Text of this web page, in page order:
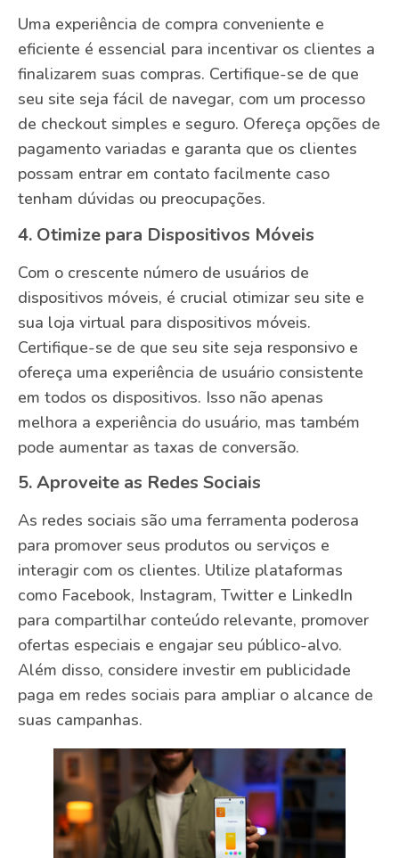
Uma experiência de compra conveniente e
eficiente é essencial para incentivar os clientes a
finalizarem suas compras. Certifique-se de que
seu site seja fácil de navegar, com um processo
de checkout simples e seguro. Ofereça opções de
pagamento variadas e garanta que os clientes
possam entrar em contato facilmente caso
tenham dúvidas ou preocupações.
4. Otimize para Dispositivos Móveis
Com o crescente número de usuários de
dispositivos móveis, é crucial otimizar seu site e
sua loja virtual para dispositivos móveis.
Certifique-se de que seu site seja responsivo e
ofereça uma experiência de usuário consistente
em todos os dispositivos. Isso não apenas
melhora a experiência do usuário, mas também
pode aumentar as taxas de conversão.
5. Aproveite as Redes Sociais
As redes sociais são uma ferramenta poderosa
para promover seus produtos ou serviços e
interagir com os clientes. Utilize plataformas
como Facebook, Instagram, Twitter e LinkedIn
para compartilhar conteúdo relevante, promover
ofertas especiais e engajar seu público-alvo.
Além disso, considere investir em publicidade
paga em redes sociais para ampliar o alcance de
suas campanhas.